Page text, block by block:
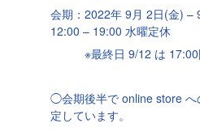
会期：2022年 9月 2日(金) –
12:00 – 19:00 水曜定
※最終日 9/12 は 17:00
◯会期後半で online store へ
定しています。